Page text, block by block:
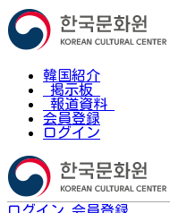
韓国紹介
掲示板
報道資料
会員登録
ログイン